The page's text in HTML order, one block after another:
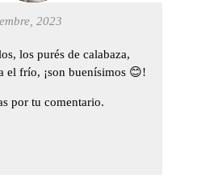
2023
los purés de calabaza,
el frío, ¡son buenísimos 😊!
por tu comentario.